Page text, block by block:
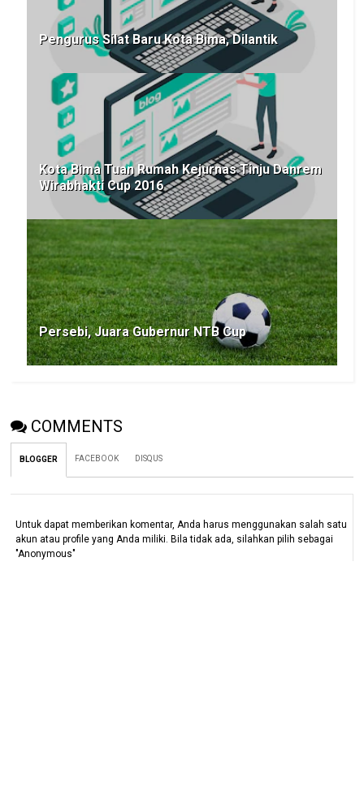
Pengurus Silat Baru Kota Bima, Dilantik
Kota Bima Tuan Rumah Kejurnas Tinju Danrem
Wirabhakti Cup 2016
Persebi, Juara Gubernur NTB Cup
COMMENTS
BLOGGER FACEBOOK DISQUS
Untuk dapat memberikan komentar, Anda harus menggunakan salah satu
akun atau profile yang Anda miliki. Bila tidak ada, silahkan pilih sebagai
"Anonymous"